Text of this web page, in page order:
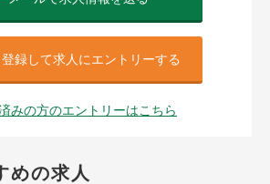
録して求人にエントリーする
みの方のエントリーはこちら
めの求人